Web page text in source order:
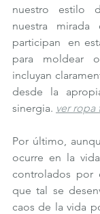
nuestro estilo
nuestra
participan  en
para moldear
incluyan
desde la
sinergia. ver
Por último,
ocurre en la
controlados por
que tal se
caos de la vida